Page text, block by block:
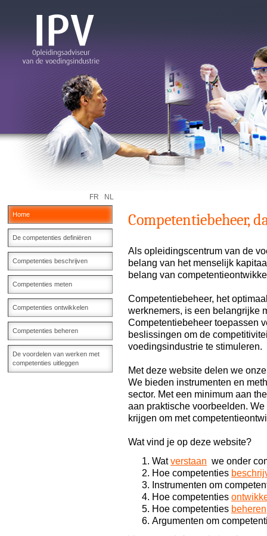
NL
FR
Home
De competenties definiëren
Competenties beschrijven
Competenties meten
Competenties ontwikkelen
Competenties beheren
De voordelen van werken met
competenties uitleggen
Competentiebeheer,
Als opleidingscentrum van de
belang van het menselijk
belang van
Competentiebeheer, het
werknemers, is een belangrijke
Competentiebeheer toepassen
beslissingen om de
voedingsindustrie te stimuleren.
Met deze website delen we
We bieden instrumenten en
sector. Met een minimum aan
aan praktische voorbeelden.
krijgen om met
Wat vind je op deze website?
Watverstaan we onder
Hoe competenties
Instrumenten om
Hoe competenties
Hoe competenties beheren
Argumenten om